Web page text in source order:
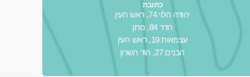
כתובת
יהודה הלוי 74, ראש העין
הדר 84, מתן
עצמאות 19, ראש העין
הבנים 27, הוד השרון